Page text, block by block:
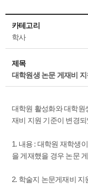
카테고리
학사
제목
대학원생 논문 게재비
대학원 활성화와 대학원
재비 지원 기준이 변경
1. 내용 : 대학원 재학생
을 게재했을 경우 논문
2. 학술지 논문게재비 지